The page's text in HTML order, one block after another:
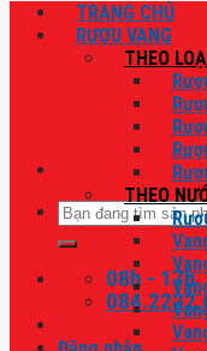
Tìm
kiếm:
08h - 17h
TRANG CHỦ
RƯỢU VANG
THEO
THEO